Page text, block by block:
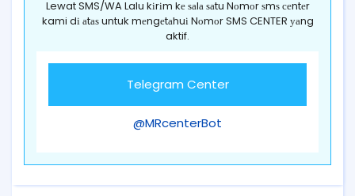
Lewat SMS/WA Lalu kіrіm kе ѕаlа ѕаtu Nоmоr ѕmѕ сеntеr
kami dі аtаѕ untuk mеngеtаhuі Nоmоr SMS CENTER уаng
aktif.
Telegram Center
@MRcenterBot